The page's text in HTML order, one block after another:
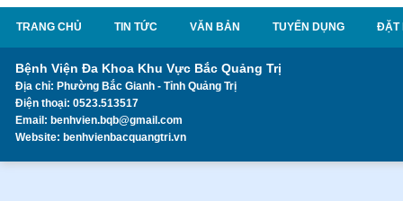
TRANG CHỦ TIN TỨC VĂN BẢN TUYỂN DỤNG ĐẶT
Bệnh Viện Đa Khoa Khu Vực Bắc Quảng Trị
Địa chỉ: Phường Bắc Gianh - Tỉnh Quảng Trị
Điện thoại: 0523.513517
Email: benhvien.bqb@gmail.com
Website: benhvienbacquangtri.vn